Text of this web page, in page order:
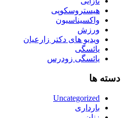
هیستروسکوپی
واکسیناسیون
ورزش
ویدیو های دکتر زارعیان
یائسگی
یائسگی زودرس
دسته ها
Uncategorized
بارداری